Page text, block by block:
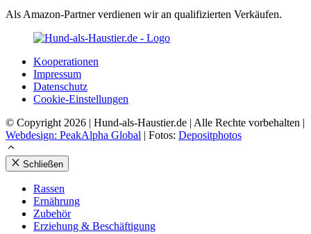
Als Amazon-Partner verdienen wir an qualifizierten Verkäufen.
Koope­ra­tio­nen
Impres­sum
Daten­schutz
Coo­kie-Ein­stel­lun­gen
© Copyright 2026 | Hund-als-Haustier.de | Alle Rechte vorbehalten |
Webdesign: PeakAlpha Global | Fotos: Depositphotos
Schließen
Ras­sen
Ernäh­rung
Zube­hör
Erzie­hung & Beschäf­ti­gung